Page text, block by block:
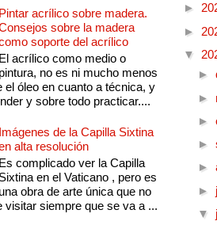
Pintar acrílico sobre madera.
sobre la madera
soporte del acrílico
El acrílico como medio o
pintura, no es ni mucho menos
el óleo en cuanto a técnica, y
y sobre todo practicar....
Imágenes de la Capilla Sixtina
alta resolución
Es complicado ver la Capilla
Sixtina en el Vaticano , pero es
una obra de arte única que no
visitar siempre que se va a ...
►
►
▼
►
►
►
►
►
►
▼